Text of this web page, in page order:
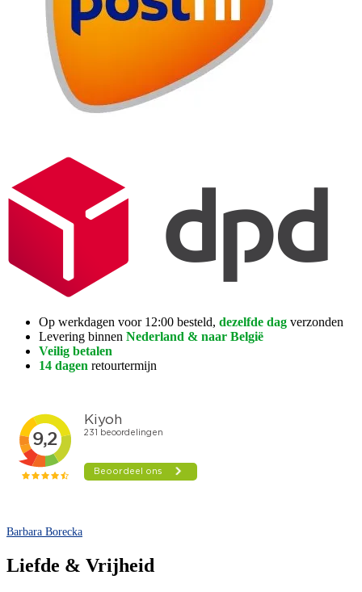
Op werkdagen voor 12:00 besteld, dezelfde dag verzonden
Levering binnen Nederland & naar België
Veilig betalen
14 dagen retourtermijn
Barbara Borecka
Liefde & Vrijheid